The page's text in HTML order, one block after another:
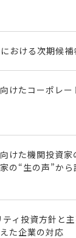
おける次期候
けたコーポレ
向けた機関投資
の“生の声”から
ィ投資方針と
た企業の対応